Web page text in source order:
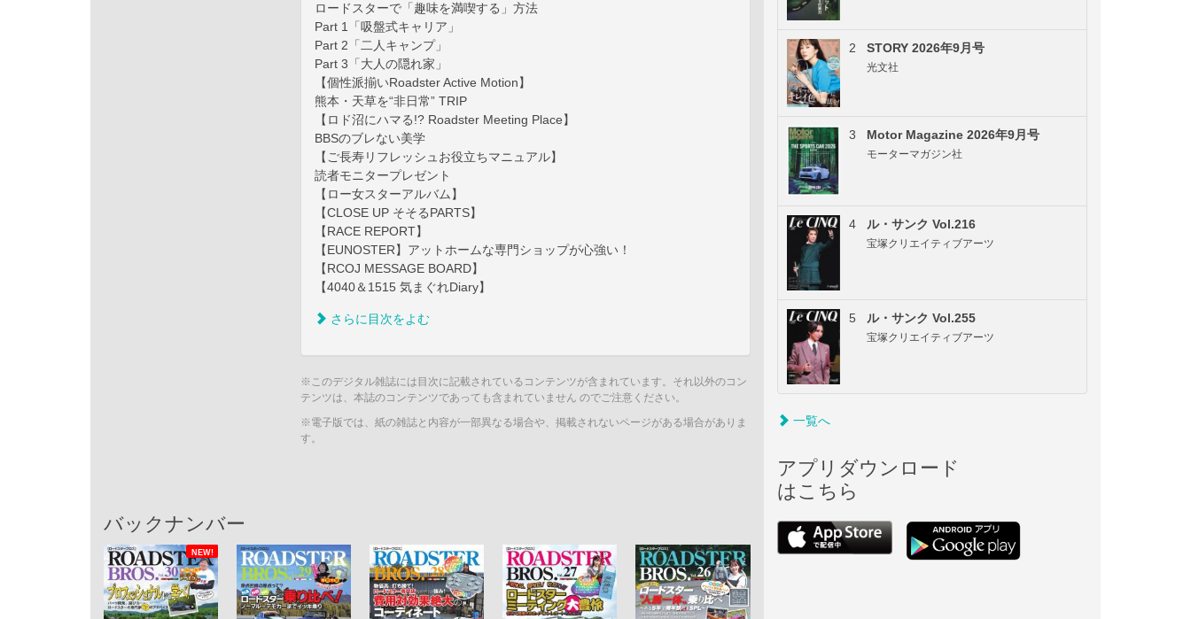
ロードスターで「趣味を満喫する」方法
Part 1「吸盤式キャリア」
Part 2「二人キャンプ」
Part 3「大人の隠れ家」
【個性派揃いRoadster Active Motion】
熊本・天草を“非日常” TRIP
【ロド沼にハマる!? Roadster Meeting Place】
BBSのブレない美学
【ご長寿リフレッシュお役立ちマニュアル】
読者モニタープレゼント
【ロー女スターアルバム】
【CLOSE UP そそるPARTS】
【RACE REPORT】
【EUNOSTER】アットホームな専門ショップが心強い！
【RCOJ MESSAGE BOARD】
【4040＆1515 気まぐれDiary】
さらに目次をよむ
※このデジタル雑誌には目次に記載されているコンテンツが含まれています。それ以外のコン
テンツは、本誌のコンテンツであっても含まれていません のでご注意ください。
※電子版では、紙の雑誌と内容が一部異なる場合や、掲載されないページがある場合がありま
す。
バックナンバー
NEW!
2 STORY 2026年9月号
光文社
3 Motor Magazine 2026年9月号
モーターマガジン社
4 ル・サンク Vol.216
宝塚クリエイティブアーツ
5 ル・サンク Vol.255
宝塚クリエイティブアーツ
一覧へ
アプリダウンロード
はこちら